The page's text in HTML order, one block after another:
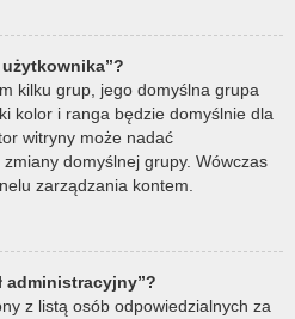
kilku grup, jego domyślna grupa
kolor i ranga będzie domyślnie dla
witryny może nadać
domyślnej grupy. Wówczas
zarządzania kontem.
administracyjny”?
z listą osób odpowiedzialnych za